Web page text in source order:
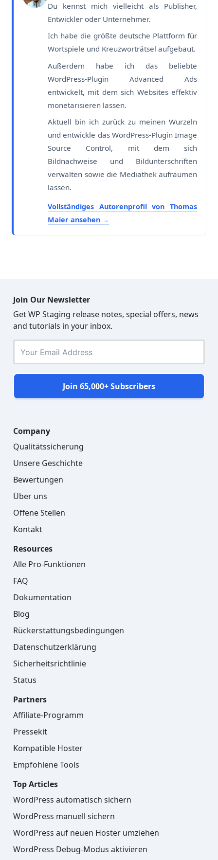
Du kennst mich vielleicht als Publisher,
Entwickler oder Unternehmer.
Ich habe die größte deutsche Plattform für
Wortspiele und Kreuzworträtsel aufgebaut.
Außerdem habe ich das beliebte
WordPress-Plugin Advanced Ads
entwickelt, mit dem sich Websites effektiv
monetarisieren lassen.
Aktuell bin ich zurück zu meinen Wurzeln
und entwickle das WordPress-Plugin Image
Source Control, mit dem sich
Bildnachweise und Bildunterschriften
verwalten sowie die Mediathek aufräumen
lassen.
Vollständiges Autorenprofil von Thomas
Maier ansehen
Join Our Newsletter
Get WP Staging release notes, special offers, news
and tutorials in your inbox.
Join 65,000+ Subscribers
Company
Qualitätssicherung
Unsere Geschichte
Bewertungen
Über uns
Offene Stellen
Kontakt
Resources
Alle Pro-Funktionen
FAQ
Dokumentation
Blog
Rückerstattungsbedingungen
Datenschutzerklärung
Sicherheitsrichtlinie
Status
Partners
Affiliate-Programm
Pressekit
Kompatible Hoster
Empfohlene Tools
Top Articles
WordPress automatisch sichern
WordPress manuell sichern
WordPress auf neuen Hoster umziehen
WordPress Debug-Modus aktivieren